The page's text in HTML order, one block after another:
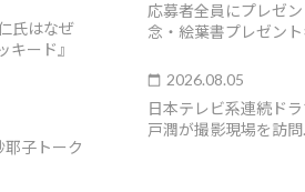
氏はなぜ
ード』
耶子トーク
応募者全員にプレゼ
念・絵葉書プレゼン
2026.08.05
日本テレビ系連続ド
戸潤が撮影現場を訪